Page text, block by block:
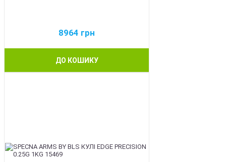
8964 грн
ДО КОШИКУ